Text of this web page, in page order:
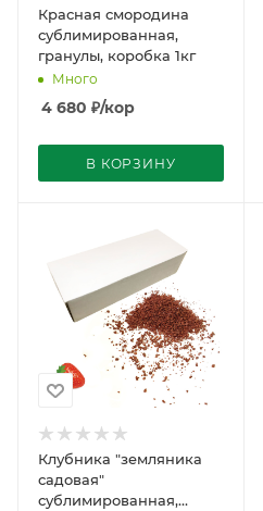
Красная смородина
сублимированная,
гранулы, коробка 1кг
Много
4 680 ₽/кор
В КОРЗИНУ
Клубника "земляника
садовая"
сублимированная,